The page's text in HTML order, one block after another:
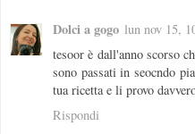
Dolci a gogo lun nov 15,
tesoor è dall'anno scorso
sono passati in seocndo
tua ricetta e li provo
Rispondi